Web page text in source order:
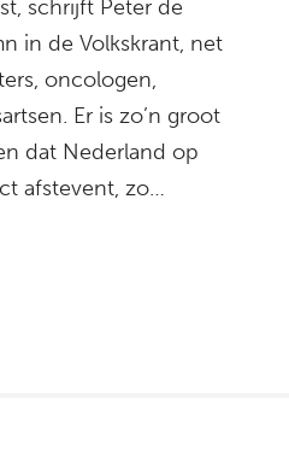
schrijft Peter de
in de Volkskrant, net
oncologen,
Er is zo’n groot
dat Nederland op
afstevent, zo…